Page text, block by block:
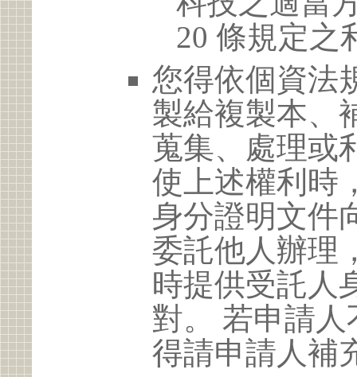
20 條規定之
您得依個資法
製給複製本、
蒐集、處理或
使上述權利時
身分證明文件
委託他人辦理
時提供受託人
對。 若申請
得請申請人補